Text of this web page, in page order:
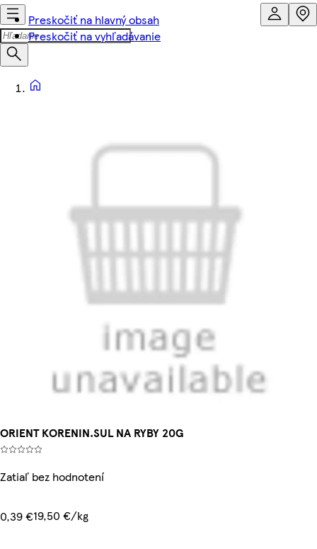
Preskočiť na hlavný obsah
Preskočiť na vyhľadávanie
ORIENT KORENIN.SUL NA RYBY 20G
Zatiaľ bez hodnotení
0,39 €19,50 €/kg